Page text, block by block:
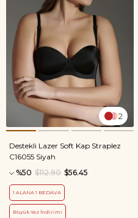
2
Destekli Lazer Soft Kap Straplez
C16055 Siyah
%50
$56.45
$112.90
1 ALANA 1 BEDAVA
Büyük Yaz İndirimi